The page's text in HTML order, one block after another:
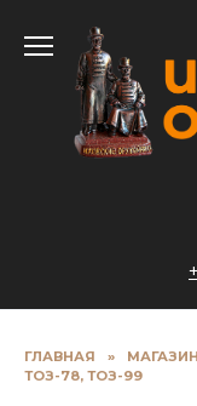
содержанию
ГЛАВНАЯ »
ТОЗ-78, ТОЗ-99